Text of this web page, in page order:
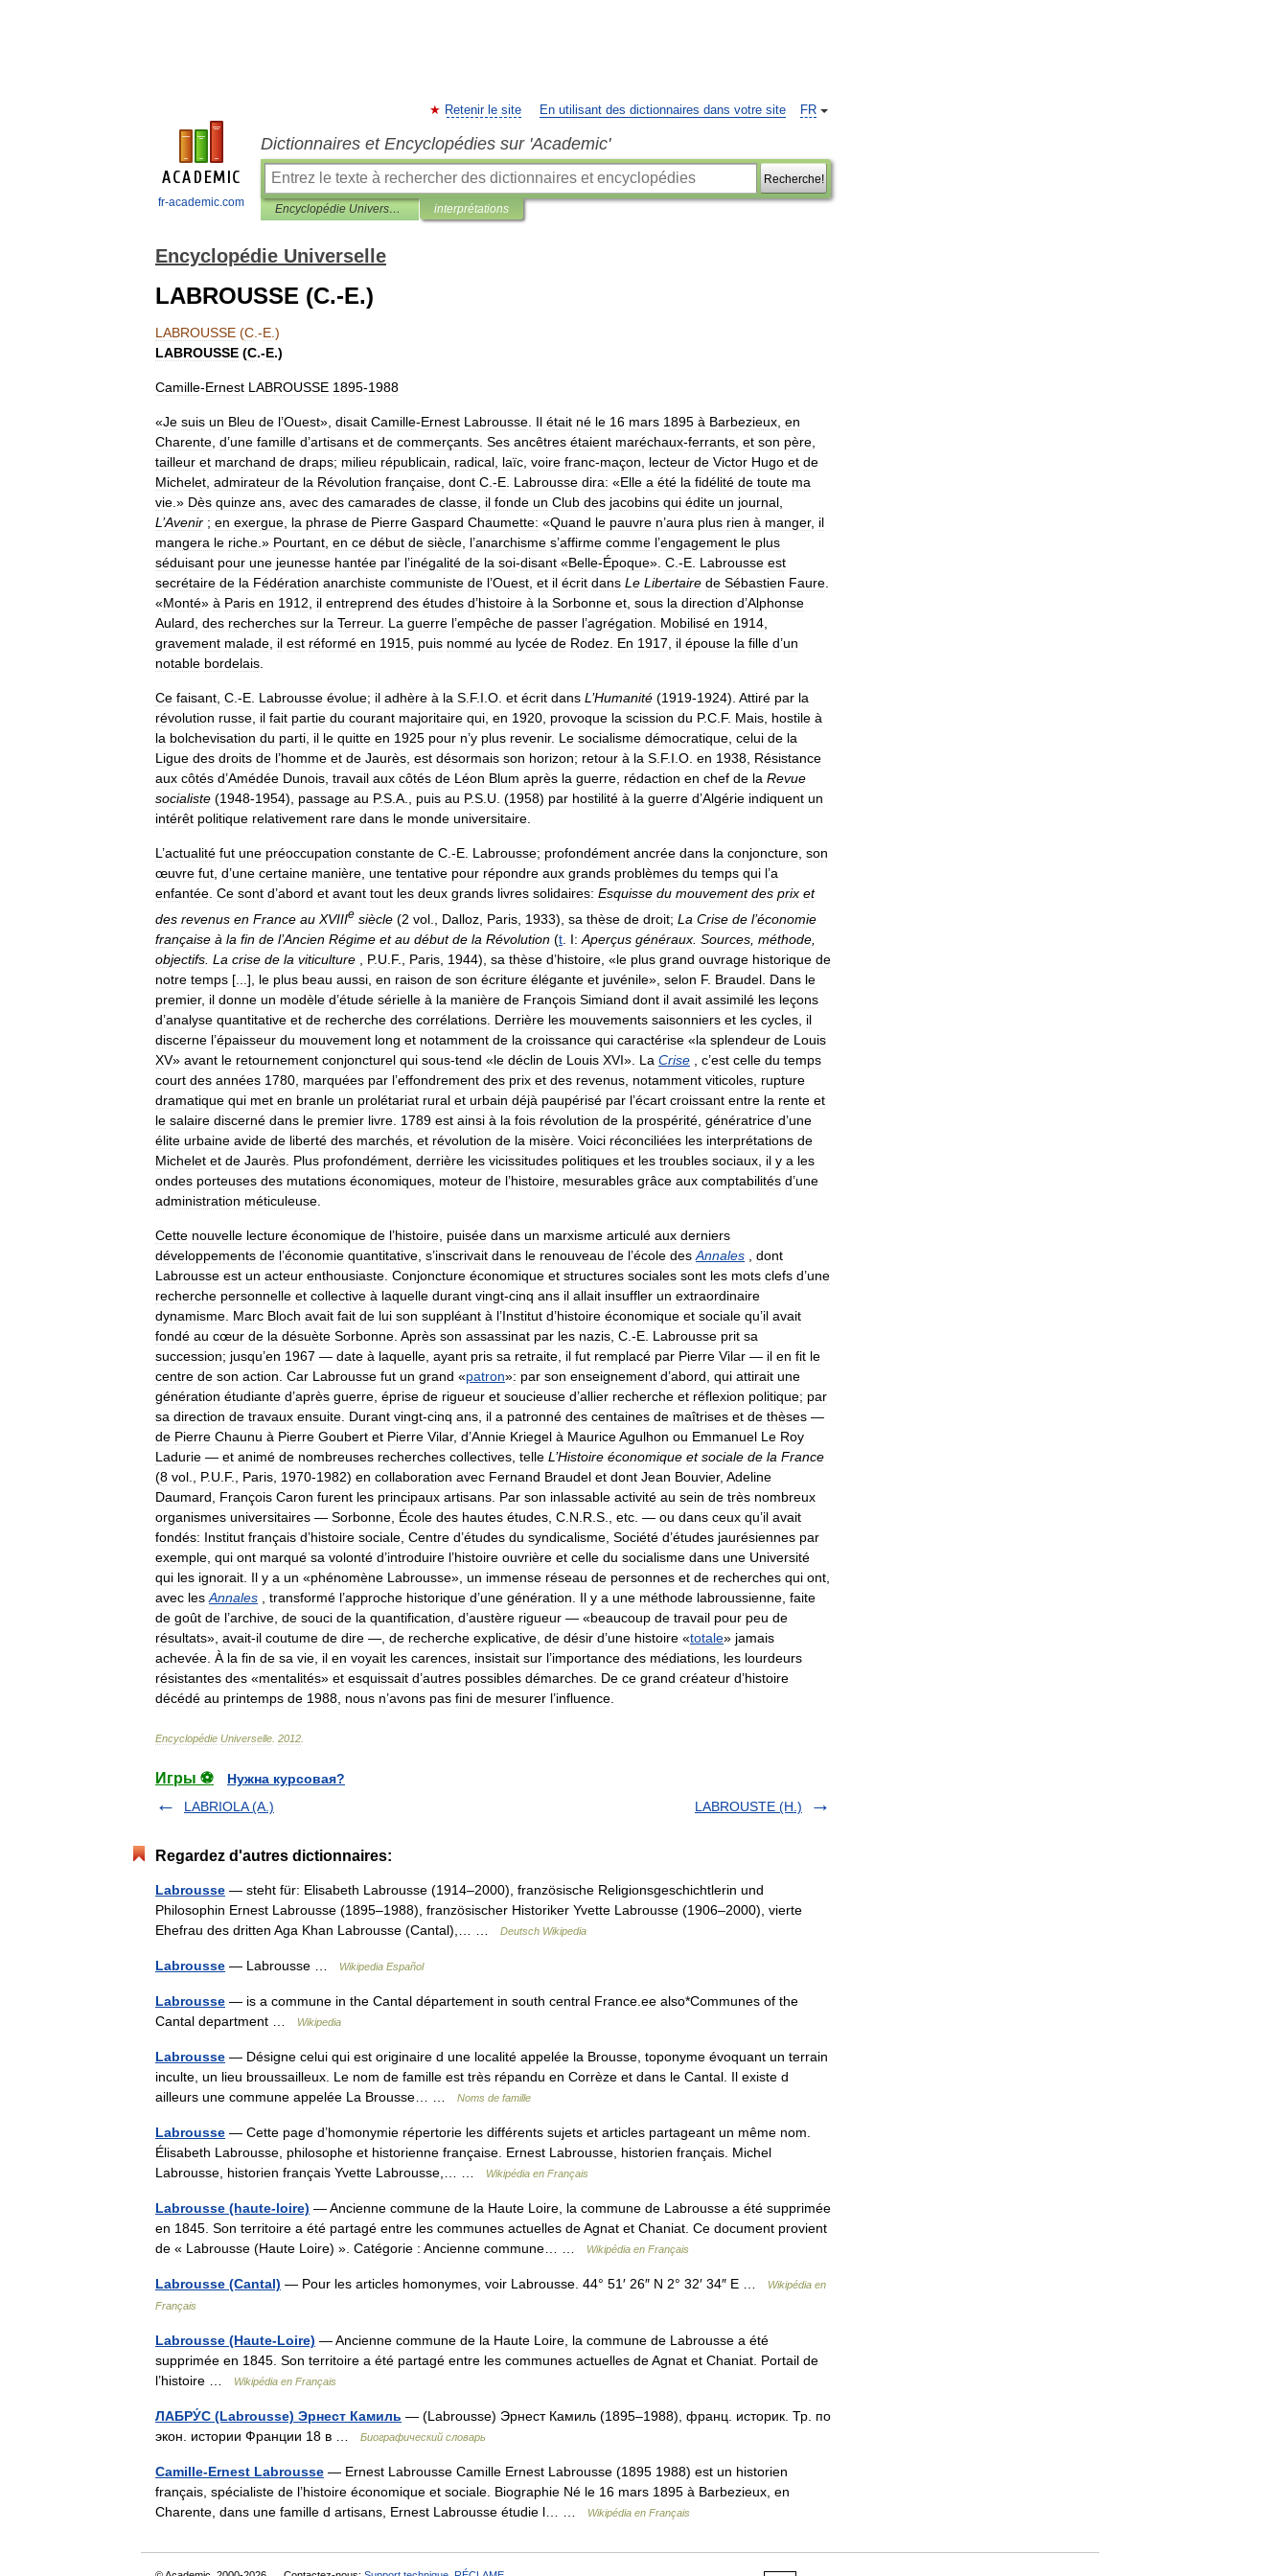
fr-academic.com
FR
Retenir le site En utilisant des dictionnaires dans votre site
Dictionnaires et Encyclopédies sur 'Academic'
Recherche!
Encyclopédie Universelle interprétations
Encyclopédie Universelle
LABROUSSE (C.-E.)
LABROUSSE (C .-E .)
LABROUSSE (C.-E.)
Camille-Ernest LABROUSSE 1895-1988
«Je suis un Bleu de l’Ouest», disait Camille-Ernest Labrousse Il était né le 16 mars 1895 à Barbezieux en
Charente d’une famille d’artisans et de commerçants Ses ancêtres étaient maréchaux-ferrants et son père
tailleur et marchand de draps; milieu républicain radical laïc voire franc-maçon lecteur de Victor Hugo et de
Michelet admirateur de la Révolution française dont C .-E Labrousse dira: «Elle a été la fidélité de toute ma
vie .» Dès quinze ans avec des camarades de classe il fonde un Club des jacobins qui édite un journal
L ’Avenir ; en exergue la phrase de Pierre Gaspard Chaumette: «Quand le pauvre n’aura plus rien à manger, il
mangera le riche .» Pourtant en ce début de siècle l’anarchisme s’affirme comme l’engagement le plus
séduisant pour une jeunesse hantée par l’inégalité de la soi-disant «Belle-Époque». C .-E Labrousse est
secrétaire de la Fédération anarchiste communiste de l’Ouest et il écrit dans Le Libertaire de Sébastien Faure
«Monté» à Paris en 1912 il entreprend des études d’histoire à la Sorbonne et sous la direction d’Alphonse
Aulard des recherches sur la Terreur. La guerre l’empêche de passer l’agrégation Mobilisé en 1914
gravement malade il est réformé en 1915 puis nommé au lycée de Rodez En 1917 il épouse la fille d’un
notable bordelais
Ce faisant C .-E Labrousse évolue; il adhère à la S F. I O et écrit dans L ’Humanité (1919-1924). Attiré par la
révolution russe il fait partie du courant majoritaire qui en 1920 provoque la scission du P.C F. Mais hostile à
la bolchevisation du parti il le quitte en 1925 pour n’y plus revenir. Le socialisme démocratique celui de la
Ligue des droits de l’homme et de Jaurès est désormais son horizon; retour à la S F. I O en 1938 Résistance
aux côtés d’Amédée Dunois travail aux côtés de Léon Blum après la guerre rédaction en chef de la Revue
socialiste (1948-1954), passage au P.S A puis au P.S U . (1958) par hostilité à la guerre d’Algérie indiquent un
intérêt politique relativement rare dans le monde universitaire
L ’actualité fut une préoccupation constante de C .-E Labrousse; profondément ancrée dans la conjoncture son
œuvre fut d’une certaine manière une tentative pour répondre aux grands problèmes du temps qui l’a
enfantée Ce sont d’abord et avant tout les deux grands livres solidaires: Esquisse du mouvement des prix et
des revenus en France au XVIIIe siècle (2 vol Dalloz Paris 1933), sa thèse de droit; La Crise de l’économie
française à la fin de l’Ancien Régime et au début de la Révolution (t I: Aperçus généraux Sources méthode
objectifs La crise de la viticulture P.U F., Paris 1944), sa thèse d’histoire , «le plus grand ouvrage historique de
notre temps [...], le plus beau aussi en raison de son écriture élégante et juvénile», selon F. Braudel Dans le
premier, il donne un modèle d’étude sérielle à la manière de François Simiand dont il avait assimilé les leçons
d’analyse quantitative et de recherche des corrélations Derrière les mouvements saisonniers et les cycles il
discerne l’épaisseur du mouvement long et notamment de la croissance qui caractérise «la splendeur de Louis
XV» avant le retournement conjoncturel qui sous-tend «le déclin de Louis XVI». La Crise c’est celle du temps
court des années 1780 marquées par l’effondrement des prix et des revenus notamment viticoles rupture
dramatique qui met en branle un prolétariat rural et urbain déjà paupérisé par l’écart croissant entre la rente et
le salaire discerné dans le premier livre 1789 est ainsi à la fois révolution de la prospérité génératrice d’une
élite urbaine avide de liberté des marchés et révolution de la misère Voici réconciliées les interprétations de
Michelet et de Jaurès Plus profondément derrière les vicissitudes politiques et les troubles sociaux il y a les
ondes porteuses des mutations économiques moteur de l’histoire mesurables grâce aux comptabilités d’une
administration méticuleuse
Cette nouvelle lecture économique de l’histoire puisée dans un marxisme articulé aux derniers
développements de l’économie quantitative s’inscrivait dans le renouveau de l’école des Annales
dont
Labrousse est un acteur enthousiaste Conjoncture économique et structures sociales sont les mots clefs d’une
recherche personnelle et collective à laquelle durant vingt-cinq ans il allait insuffler un extraordinaire
dynamisme Marc Bloch avait fait de lui son suppléant à l’Institut d’histoire économique et sociale qu’il avait
fondé au cœur de la désuète Sorbonne Après son assassinat par les nazis C .-E Labrousse prit sa
succession; jusqu’en 1967 — date à laquelle ayant pris sa retraite il fut remplacé par Pierre Vilar — il en fit le
centre de son action Car Labrousse fut un grand «patron»: par son enseignement d’abord qui attirait une
génération étudiante d’après guerre éprise de rigueur et soucieuse d’allier recherche et réflexion politique; par
sa direction de travaux ensuite Durant vingt-cinq ans il a patronné des centaines de maîtrises et de thèses —
de Pierre Chaunu à Pierre Goubert et Pierre Vilar, d’Annie Kriegel à MauriceAgulhon ou Emmanuel Le Roy
Ladurie — et animé de nombreuses recherches collectives telle L ’Histoire économique et sociale de la France
(8 vol P.U F., Paris 1970-1982) en collaboration avec Fernand Braudel et dont Jean Bouvier, Adeline
Daumard
François Caron furent les principaux artisans Par son inlassable activité au sein de très nombreux
organismes universitaires — Sorbonne École des hautes études C N R S etc . — ou dans ceux qu’il avait
fondés: Institut français d’histoire sociale Centre d’études du syndicalisme Société d’études jaurésiennes par
exemple qui ont marqué sa volonté d’introduire l’histoire ouvrière et celle du socialisme dans une Université
qui les ignorait Il y a un «phénomène Labrousse», un immense réseau de personnes et de recherches qui ont
avec les Annales transformé l’approche historique d’une génération Il y a une méthode labroussienne faite
de goût de l’archive de souci de la quantification d’austère rigueur — «beaucoup de travail pour peu de
résultats», avait-il coutume de dire —, de recherche explicative de désir d’une histoire «totale» jamais
achevée À la fin de sa vie il en voyait les carences insistait sur l’importance des médiations les lourdeurs
résistantes des «mentalités» et esquissait d’autres possibles démarches De ce grand créateur d’histoire
décédé au printemps de 1988 nous n’avons pas fini de mesurer l’influence
Encyclopédie Universelle 2012
Игры ⚽
Нужна курсовая?
LABRIOLA (A.)
LABROUSTE (H.)
Regardez d'autres dictionnaires:
Labrousse — steht für: Elisabeth Labrousse (1914–2000), französische Religionsgeschichtlerin und
Philosophin Ernest Labrousse (1895–1988), französischer Historiker Yvette Labrousse (1906–2000), vierte
Ehefrau des dritten Aga Khan Labrousse (Cantal),… …
Deutsch Wikipedia
Labrousse — Labrousse … Wikipedia Español
Labrousse — is a commune in the Cantal département in south central France.ee also*Communes of the
Cantal department …
Wikipedia
Labrousse — Désigne celui qui est originaire d une localité appelée la Brousse, toponyme évoquant un terrain
inculte, un lieu broussailleux. Le nom de famille est très répandu en Corrèze et dans le Cantal. Il existe d
ailleurs une commune appelée La Brousse… …
Noms de famille
Labrousse — Cette page d’homonymie répertorie les différents sujets et articles partageant un même nom.
Élisabeth Labrousse, philosophe et historienne française. Ernest Labrousse, historien français. Michel
Labrousse, historien français Yvette Labrousse,… …
Wikipédia en Français
Labrousse (haute-loire) — Ancienne commune de la Haute Loire, la commune de Labrousse a été supprimée
en 1845. Son territoire a été partagé entre les communes actuelles de Agnat et Chaniat. Ce document provient
de « Labrousse (Haute Loire) ». Catégorie : Ancienne commune… …
Wikipédia en Français
Labrousse (Cantal) — Pour les articles homonymes, voir Labrousse. 44° 51′ 26″ N 2° 32′ 34″ E …
Wikipédia en
Français
Labrousse (Haute-Loire) — Ancienne commune de la Haute Loire, la commune de Labrousse a été
supprimée en 1845. Son territoire a été partagé entre les communes actuelles de Agnat et Chaniat. Portail de
l’histoire …
Wikipédia en Français
ЛАБРУ́С (Labrousse) Эрнест Камиль — (Labrousse) Эрнест Камиль (1895–1988), франц. историк. Тр. по
экон. истории Франции 18 в …
Биографический словарь
Camille-Ernest Labrousse — Ernest Labrousse Camille Ernest Labrousse (1895 1988) est un historien
français, spécialiste de l’histoire économique et sociale. Biographie Né le 16 mars 1895 à Barbezieux, en
Charente, dans une famille d artisans, Ernest Labrousse étudie l… …
Wikipédia en Français